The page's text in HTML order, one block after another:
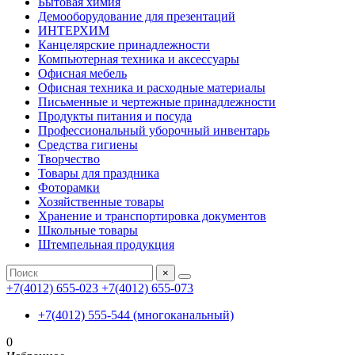
Демооборудование для презентаций
ИНТЕРХИМ
Канцелярские принадлежности
Компьютерная техника и аксессуары
Офисная мебель
Офисная техника и расходные материалы
Письменные и чертежные принадлежности
Продукты питания и посуда
Профессиональный уборочный инвентарь
Средства гигиены
Творчество
Товары для праздника
Фоторамки
Хозяйственные товары
Хранение и транспортировка документов
Школьные товары
Штемпельная продукция
×
+7(4012) 655-023 +7(4012) 655-073
+7(4012) 555-544 (многоканальный)
0